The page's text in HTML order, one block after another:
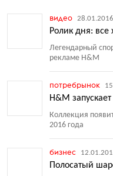
видео
Ролик дня: все
Легендарный
рекламе H&M
потребрынок
H&M
Коллекция
2016 года
бизнес
Полосатый